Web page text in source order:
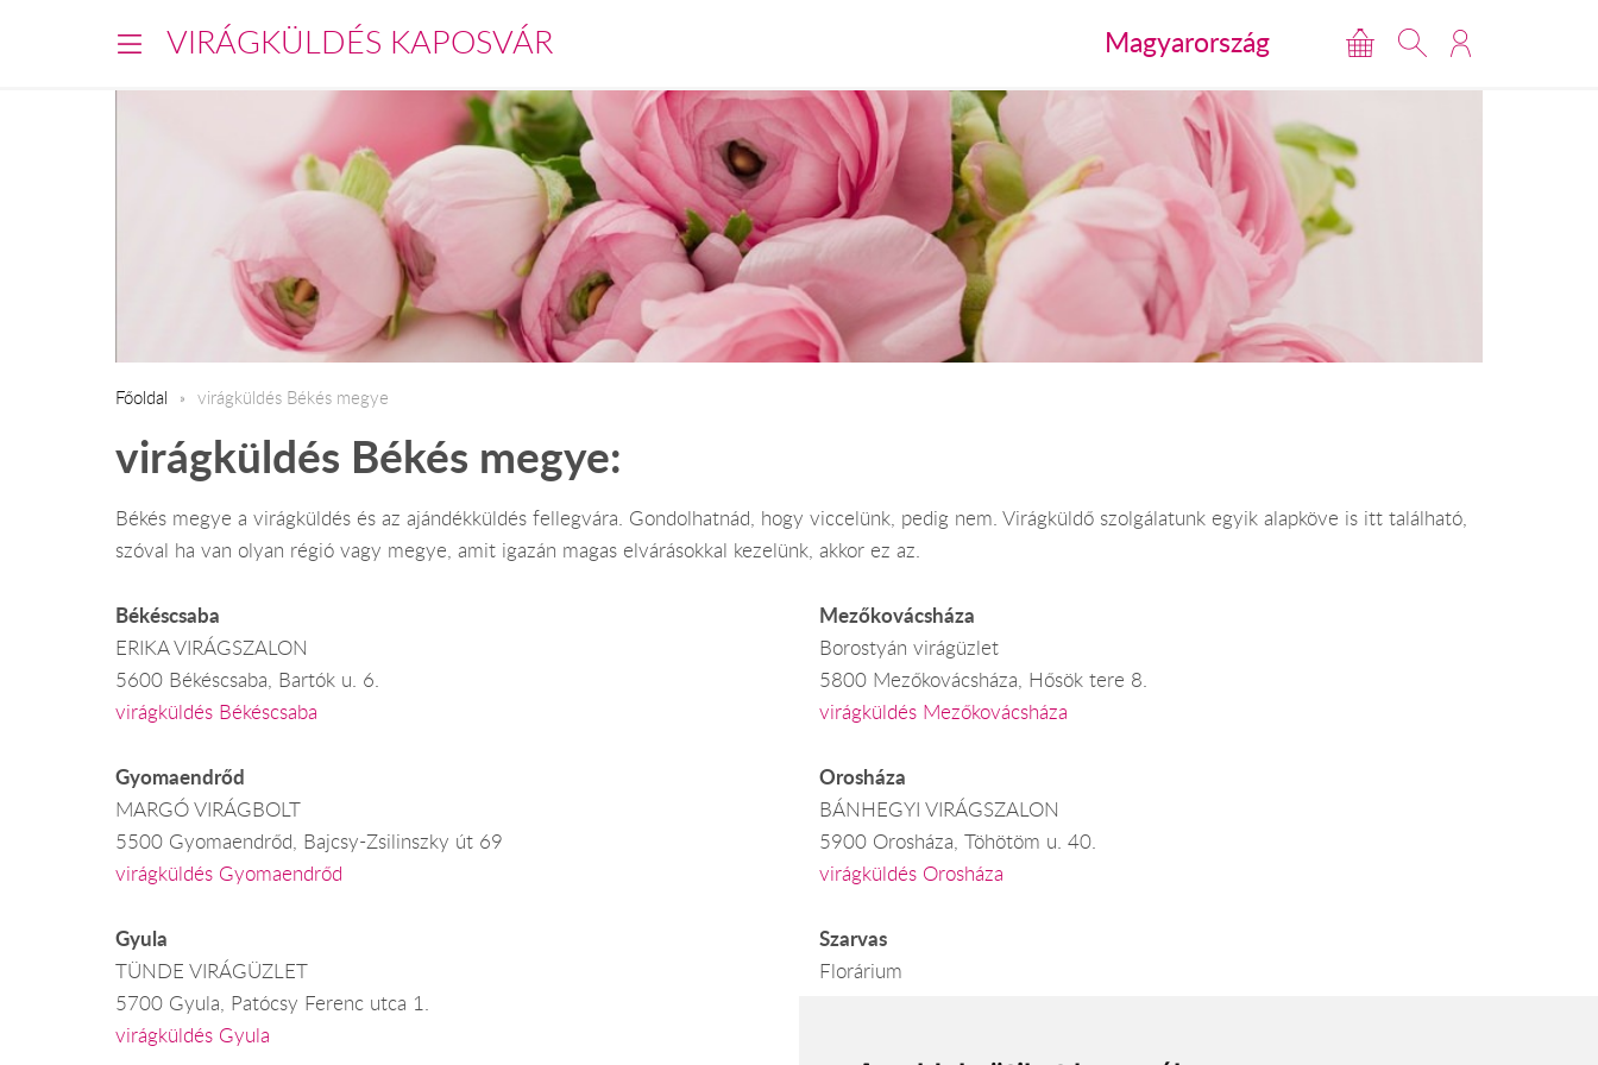
VIRÁGKÜLDÉS KAPOSVÁR Magyarország
Főoldal virágküldés Békés megye
virágküldés Békés megye:
Békés megye a virágküldés és az ajándékküldés fellegvára. Gondolhatnád, hogy viccelünk, pedig nem. Virágküldő szolgálatunk egyik alapköve is itt található,
szóval ha van olyan régió vagy megye, amit igazán magas elvárásokkal kezelünk, akkor ez az.
Békéscsaba
ERIKA VIRÁGSZALON
5600 Békéscsaba, Bartók u. 6.
virágküldés Békéscsaba
Gyomaendrőd
MARGÓ VIRÁGBOLT
5500 Gyomaendrőd, Bajcsy-Zsilinszky út 69
virágküldés Gyomaendrőd
Gyula
TÜNDE VIRÁGÜZLET
5700 Gyula, Patócsy Ferenc utca 1.
virágküldés Gyula
Mezőkovácsháza
Borostyán virágüzlet
5800 Mezőkovácsháza, Hősök tere 8.
virágküldés Mezőkovácsháza
Orosháza
BÁNHEGYI VIRÁGSZALON
5900 Orosháza, Töhötöm u. 40.
virágküldés Orosháza
Szarvas
Florárium